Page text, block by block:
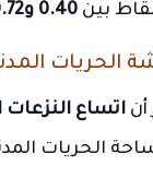
بين 0.40 و0.72
الحريات
أن اتساع النزعات
الحريات